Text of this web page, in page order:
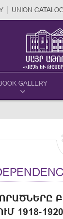
UNION
GALLERY
1918-